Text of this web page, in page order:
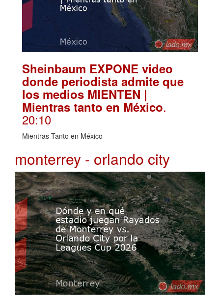
Sheinbaum EXPONE video
donde periodista admite que
los medios MIENTEN |
Mientras tanto en México.
20:10
Mientras Tanto en México
monterrey - orlando city